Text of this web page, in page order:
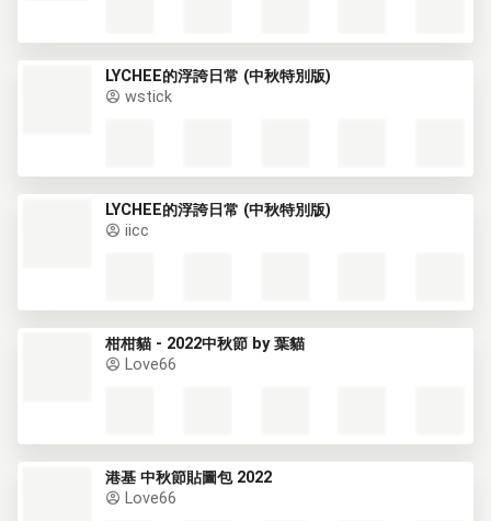
LYCHEE的浮誇日常 (中秋特別版)
wstick
LYCHEE的浮誇日常 (中秋特別版)
iicc
柑柑貓 - 2022中秋節 by 葉貓
Love66
港基 中秋節貼圖包 2022
Love66